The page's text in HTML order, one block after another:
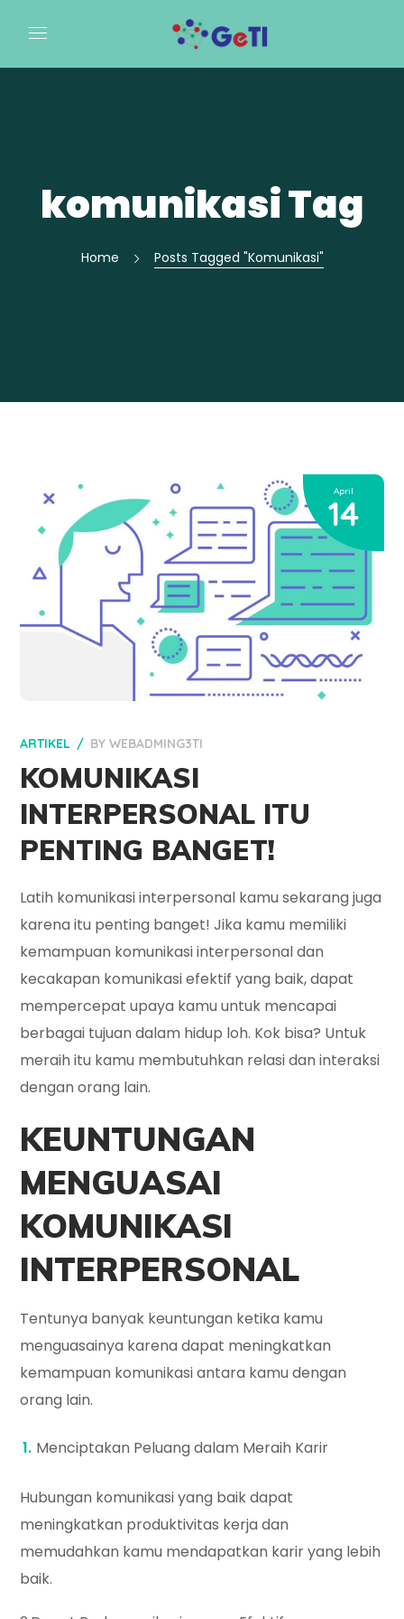
komunikasi Tag
Home Posts Tagged "komunikasi"
April
14
ARTIKEL BYWEBADMING3TI
KOMUNIKASI
INTERPERSONAL ITU
PENTING BANGET!
Latih komunikasi interpersonal kamu sekarang juga
karena itu penting banget! Jika kamu memiliki
kemampuan komunikasi interpersonal dan
kecakapan komunikasi efektif yang baik, dapat
mempercepat upaya kamu untuk mencapai
berbagai tujuan dalam hidup loh. Kok bisa? Untuk
meraih itu kamu membutuhkan relasi dan interaksi
dengan orang lain.
KEUNTUNGAN
MENGUASAI
KOMUNIKASI
INTERPERSONAL
Tentunya banyak keuntungan ketika kamu
menguasainya karena dapat meningkatkan
kemampuan komunikasi antara kamu dengan
orang lain.
Menciptakan Peluang dalam Meraih Karir
Hubungan komunikasi yang baik dapat
meningkatkan produktivitas kerja dan
memudahkan kamu mendapatkan karir yang lebih
baik.